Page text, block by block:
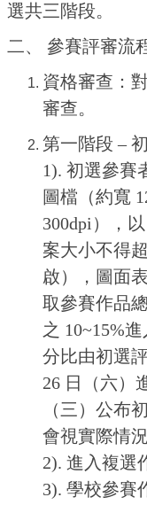
選共三階段。
二、 參賽評審流
資格審查：
審查。
第一階段 –
1). 初選參賽
圖檔（約寬
300dpi），
案大小不得
啟），圖面
取參賽作品
之 10~15%
分比由初選
26 日（六）
（三）公布
會視實際情況
2). 進入複選
3). 學校參賽